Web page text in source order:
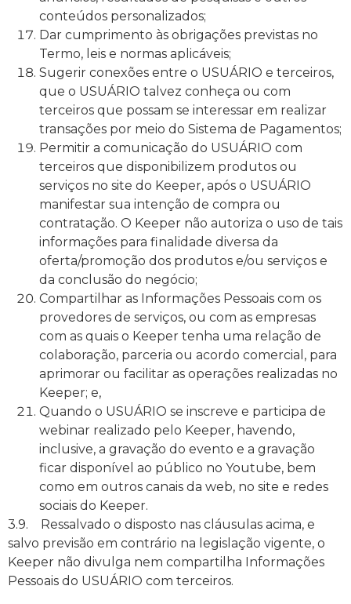
conteúdos personalizados;
Dar cumprimento às obrigações previstas no
Termo, leis e normas aplicáveis;
Sugerir conexões entre o USUÁRIO e terceiros,
que o USUÁRIO talvez conheça ou com
terceiros que possam se interessar em realizar
transações por meio do Sistema de Pagamentos;
Permitir a comunicação do USUÁRIO com
terceiros que disponibilizem produtos ou
serviços no site do Keeper, após o USUÁRIO
manifestar sua intenção de compra ou
contratação. O Keeper não autoriza o uso de tais
informações para finalidade diversa da
oferta/promoção dos produtos e/ou serviços e
da conclusão do negócio;
Compartilhar as Informações Pessoais com os
provedores de serviços, ou com as empresas
com as quais o Keeper tenha uma relação de
colaboração, parceria ou acordo comercial, para
aprimorar ou facilitar as operações realizadas no
Keeper; e,
Quando o USUÁRIO se inscreve e participa de
webinar realizado pelo Keeper, havendo,
inclusive, a gravação do evento e a gravação
ficar disponível ao público no Youtube, bem
como em outros canais da web, no site e redes
sociais do Keeper.
3.9. Ressalvado o disposto nas cláusulas acima, e
salvo previsão em contrário na legislação vigente, o
Keeper não divulga nem compartilha Informações
Pessoais do USUÁRIO com terceiros.